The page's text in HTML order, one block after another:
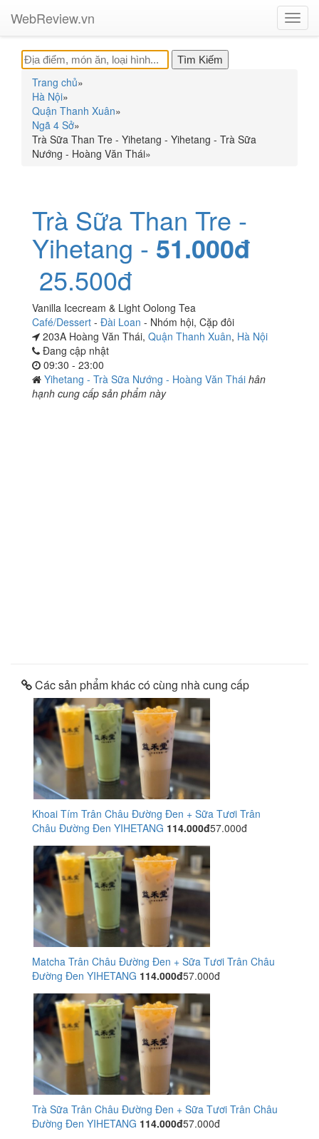
WebReview.vn
Trang chủ»
Hà Nội»
Quận Thanh Xuân»
Ngã 4 Sở»
Trà Sữa Than Tre - Yihetang - Yihetang - Trà Sữa
Nướng - Hoàng Văn Thái»
Trà Sữa Than Tre -
Yihetang - 51.000đ
25.500đ
Vanilla Icecream & Light Oolong Tea
Café/Dessert - Đài Loan - Nhóm hội, Cặp đôi
203A Hoàng Văn Thái, Quận Thanh Xuân, Hà Nội
Đang cập nhật
09:30 - 23:00
Yihetang - Trà Sữa Nướng - Hoàng Văn Thái hân
hạnh cung cấp sản phẩm này
Các sản phẩm khác có cùng nhà cung cấp
Khoai Tím Trân Châu Đường Đen + Sữa Tươi Trân
Châu Đường Đen YIHETANG 114.000đ57.000đ
Matcha Trân Châu Đường Đen + Sữa Tươi Trân Châu
Đường Đen YIHETANG 114.000đ57.000đ
Trà Sữa Trân Châu Đường Đen + Sữa Tươi Trân Châu
Đường Đen YIHETANG 114.000đ57.000đ